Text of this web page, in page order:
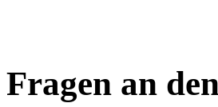
Fragen an